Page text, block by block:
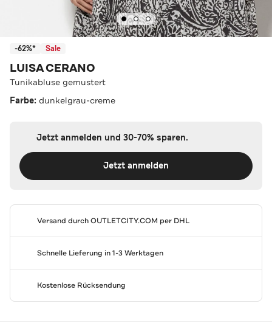
-62%* Sale
LUISA CERANO
Tunikabluse gemustert
Farbe: dunkelgrau-creme
Jetzt anmelden und 30-70% sparen.
Jetzt anmelden
Versand durchOUTLETCITY.COM per DHL
Schnelle Lieferung in 1-3 Werktagen
Kostenlose Rücksendung